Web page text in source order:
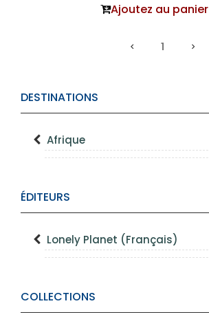
DESTINATIONS
Afrique
ÉDITEURS
Lonely Planet (Français)
COLLECTIONS
Ajoutez au panier
1